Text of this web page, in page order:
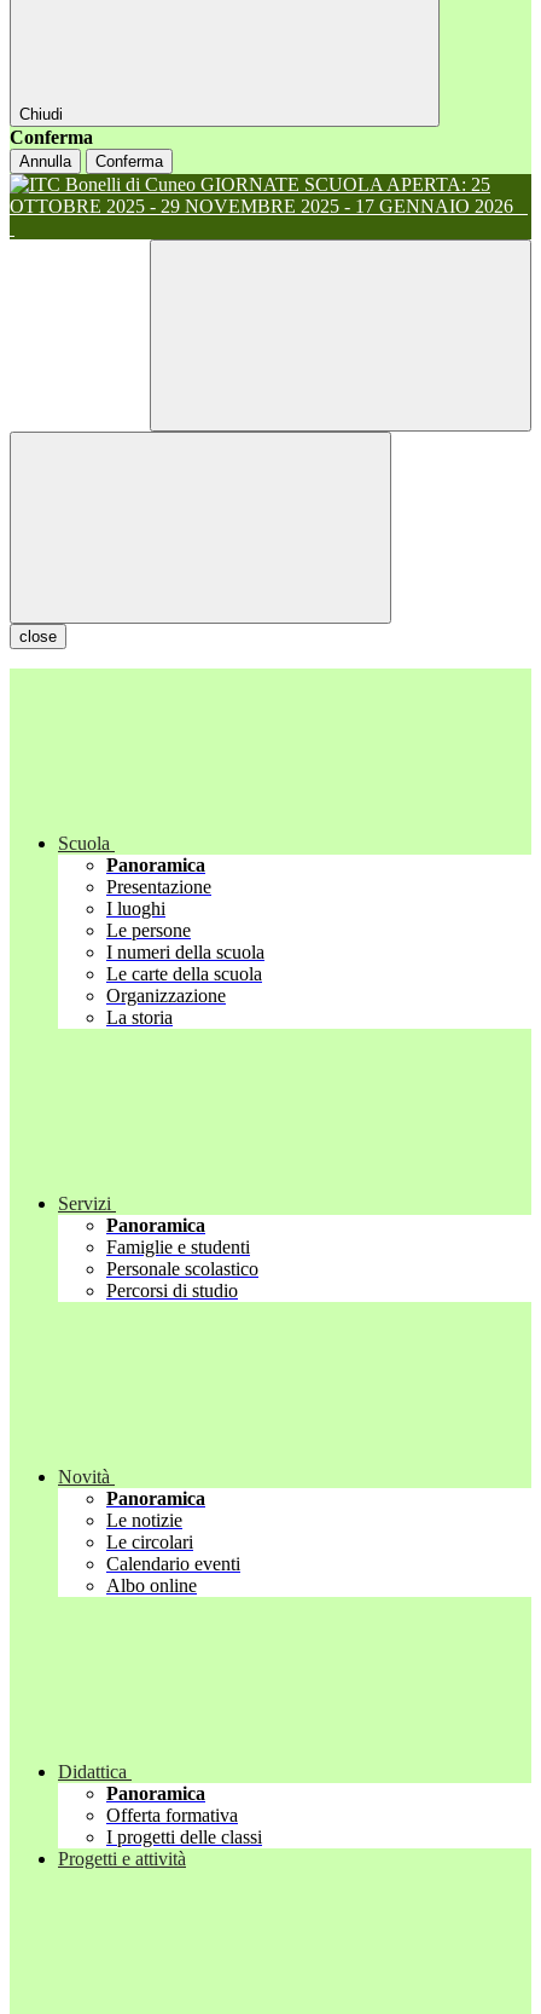
Chiudi
Conferma
Annulla Conferma
GIORNATE SCUOLA APERTA: 25
OTTOBRE 2025 - 29 NOVEMBRE 2025 - 17 GENNAIO 2026
close
Scuola
Panoramica
Presentazione
I luoghi
Le persone
I numeri della scuola
Le carte della scuola
Organizzazione
La storia
Servizi
Panoramica
Famiglie e studenti
Personale scolastico
Percorsi di studio
Novità
Panoramica
Le notizie
Le circolari
Calendario eventi
Albo online
Didattica
Panoramica
Offerta formativa
I progetti delle classi
Progetti e attività